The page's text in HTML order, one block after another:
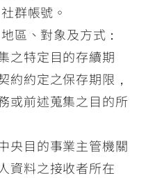
群帳號。
區、對象及方式：
之特定目的存續期
約約定之保存期限，
或前述蒐集之目的所
央目的事業主管機關
資料之接收者所在